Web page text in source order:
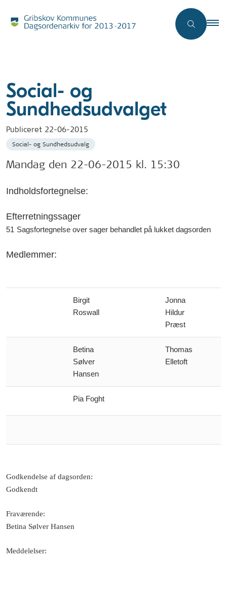
Social- og
Sundhedsudvalget
Publiceret 22-06-2015
Social- og Sundhedsudvalg
Mandag den 22-06-2015 kl. 15:30
Indholdsfortegnelse:
Efterretningssager
51 Sagsfortegnelse over sager behandlet på lukket dagsorden
Medlemmer:
Birgit
Roswall
Jonna
Hildur
Præst
Betina
Sølver
Hansen
Thomas
Elletoft
Pia Foght
Godkendelse af dagsorden:
Godkendt
Fraværende:
Betina Sølver Hansen
Meddelelser: